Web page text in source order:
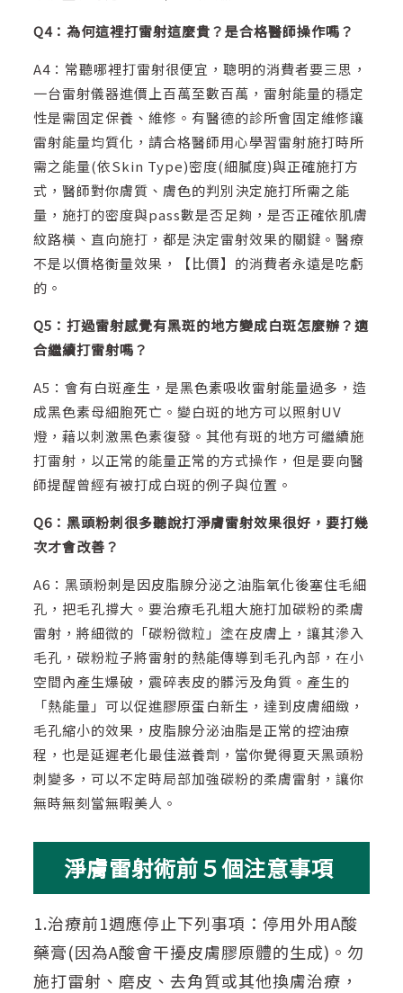
Q4：為何這裡打雷射這麼貴？是合格醫師操作嗎？
A4：常聽哪裡打雷射很便宜，聰明的消費者要三思，
一台雷射儀器進價上百萬至數百萬，雷射能量的穩定
性是需固定保養、維修。有醫德的診所會固定維修讓
雷射能量均質化，請合格醫師用心學習雷射施打時所
需之能量(依Skin Type)密度(細膩度)與正確施打方
式，醫師對你膚質、膚色的判別決定施打所需之能
量，施打的密度與pass數是否足夠，是否正確依肌膚
紋路橫、直向施打，都是決定雷射效果的關鍵。醫療
不是以價格衡量效果，【比價】的消費者永遠是吃虧
的。
Q5：打過雷射感覺有黑斑的地方變成白斑怎麼辦？適
合繼續打雷射嗎？
A5：會有白斑產生，是黑色素吸收雷射能量過多，造
成黑色素母細胞死亡。變白斑的地方可以照射UV
燈，藉以刺激黑色素復發。其他有斑的地方可繼續施
打雷射，以正常的能量正常的方式操作，但是要向醫
師提醒曾經有被打成白斑的例子與位置。
Q6：黑頭粉刺很多聽說打淨膚雷射效果很好，要打幾
次才會改善？
A6：黑頭粉刺是因皮脂腺分泌之油脂氧化後塞住毛細
孔，把毛孔撐大。要治療毛孔粗大施打加碳粉的柔膚
雷射，將細微的「碳粉微粒」塗在皮膚上，讓其滲入
毛孔，碳粉粒子將雷射的熱能傳導到毛孔內部，在小
空間內產生爆破，震碎表皮的髒污及角質。產生的
「熱能量」可以促進膠原蛋白新生，達到皮膚細緻，
毛孔縮小的效果，皮脂腺分泌油脂是正常的控油療
程，也是延遲老化最佳滋養劑，當你覺得夏天黑頭粉
刺變多，可以不定時局部加強碳粉的柔膚雷射，讓你
無時無刻當無暇美人。
淨膚雷射術前５個注意事項
1.治療前1週應停止下列事項：停用外用A酸
藥膏(因為A酸會干擾皮膚膠原體的生成)。勿
施打雷射、磨皮、去角質或其他換膚治療，